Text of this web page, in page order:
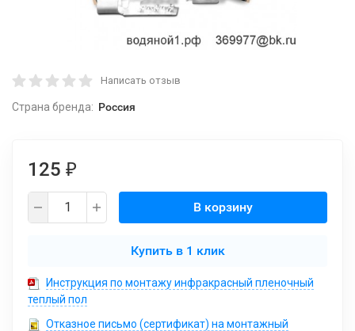
Написать отзыв
Страна бренда: Россия
125 ₽
В корзину
Купить в 1 клик
Инструкция по монтажу инфракрасный пленочный
теплый пол
Отказное письмо (сертификат) на монтажный